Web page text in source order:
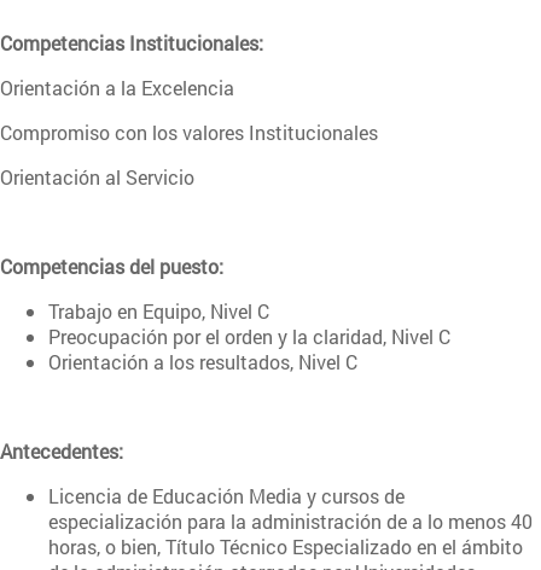
Competencias Institucionales:
Orientación a la Excelencia
Compromiso con los valores Institucionales
Orientación al Servicio
Competencias del puesto:
Trabajo en Equipo, Nivel C
Preocupación por el orden y la claridad, Nivel C
Orientación a los resultados, Nivel C
Antecedentes:
Licencia de Educación Media y cursos de
especialización para la administración de a lo menos 40
horas, o bien, Título Técnico Especializado en el ámbito